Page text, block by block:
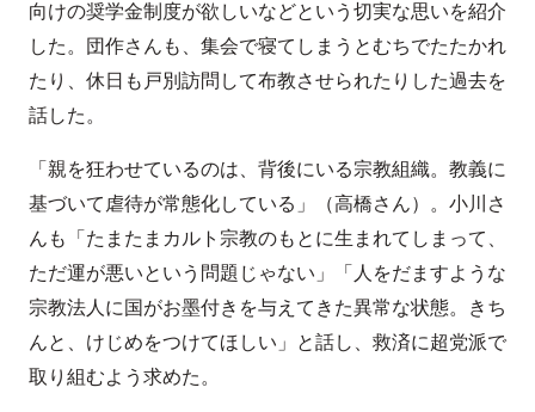
向けの奨学金制度が欲しいなどという切実な思いを紹介
した。団作さんも、集会で寝てしまうとむちでたたかれ
たり、休日も戸別訪問して布教させられたりした過去を
話した。
「親を狂わせているのは、背後にいる宗教組織。教義に
基づいて虐待が常態化している」（高橋さん）。小川さ
んも「たまたまカルト宗教のもとに生まれてしまって、
ただ運が悪いという問題じゃない」「人をだますような
宗教法人に国がお墨付きを与えてきた異常な状態。きち
んと、けじめをつけてほしい」と話し、救済に超党派で
取り組むよう求めた。